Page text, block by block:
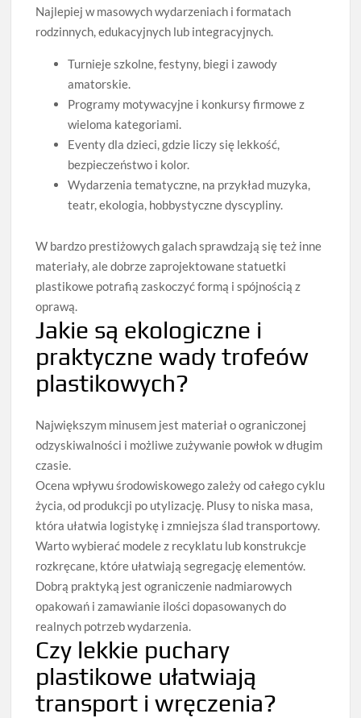
Najlepiej w masowych wydarzeniach i formatach
rodzinnych, edukacyjnych lub integracyjnych.
Turnieje szkolne, festyny, biegi i zawody
amatorskie.
Programy motywacyjne i konkursy firmowe z
wieloma kategoriami.
Eventy dla dzieci, gdzie liczy się lekkość,
bezpieczeństwo i kolor.
Wydarzenia tematyczne, na przykład muzyka,
teatr, ekologia, hobbystyczne dyscypliny.
W bardzo prestiżowych galach sprawdzają się też inne
materiały, ale dobrze zaprojektowane statuetki
plastikowe potrafią zaskoczyć formą i spójnością z
oprawą.
Jakie są ekologiczne i
praktyczne wady trofeów
plastikowych?
Największym minusem jest materiał o ograniczonej
odzyskiwalności i możliwe zużywanie powłok w długim
czasie.
Ocena wpływu środowiskowego zależy od całego cyklu
życia, od produkcji po utylizację. Plusy to niska masa,
która ułatwia logistykę i zmniejsza ślad transportowy.
Warto wybierać modele z recyklatu lub konstrukcje
rozkręcane, które ułatwiają segregację elementów.
Dobrą praktyką jest ograniczenie nadmiarowych
opakowań i zamawianie ilości dopasowanych do
realnych potrzeb wydarzenia.
Czy lekkie puchary
plastikowe ułatwiają
transport i wręczenia?